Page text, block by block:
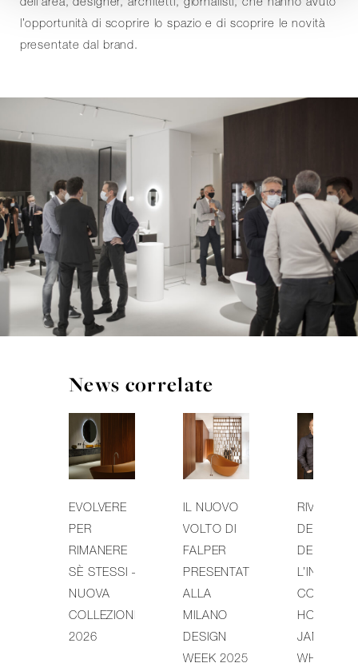
l’opportunità di scoprire lo spazio e di scoprire le novità
presentate dal brand.
News correlate
EVOLVERE
PER
RIMANERE
SÈ STESSI –
NUOVA
COLLEZIONE
2026
IL NUOVO
VOLTO DI
FALPER
PRESENTATO
ALLA
MILANO
DESIGN
WEEK 2025
DEL
DEL
CON MIKE
HOLLAND
JAMES
WHITE DI